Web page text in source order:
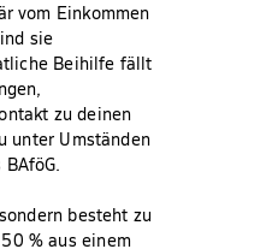
vom Einkommen
sie
Beihilfe fällt
zu deinen
unter Umständen
besteht zu
% aus einem